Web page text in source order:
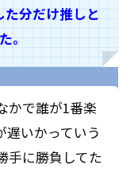
た分だけ推しと
。
かで誰が1番楽
遅いかっていう
手に勝負してた